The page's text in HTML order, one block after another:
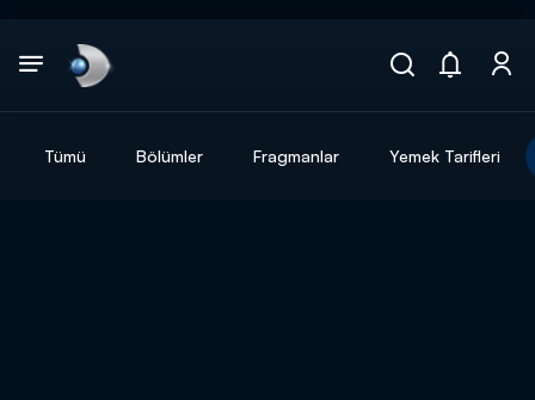
Tümü Bölümler Fragmanlar Yemek Tarifleri